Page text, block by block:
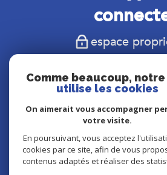
espace
Nous
suivre
Nous
Comme beaucoup,
utilise les cookies
On aimerait vous accompagner
votre visite.
En poursuivant, vous acceptez
cookies par ce site, afin de vous
contenus adaptés et réaliser des